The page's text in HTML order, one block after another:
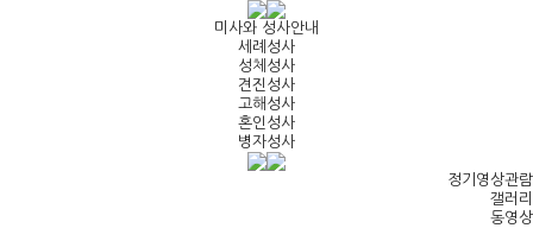
미사와 성사안내
세례성사
성체성사
견진성사
고해성사
혼인성사
병자성사
정기영상관람
갤러리
동영상